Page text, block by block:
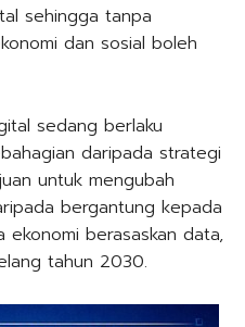
sehingga tanpa
dan sosial boleh
sedang berlaku
daripada strategi
untuk mengubah
bergantung kepada
berasaskan data,
tahun 2030.